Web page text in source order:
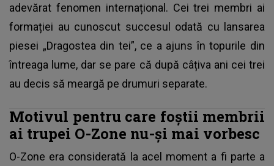
adevărat fenomen internațional. Cei trei membri ai
formației au cunoscut succesul odată cu lansarea
piesei „Dragostea din tei”, ce a ajuns în topurile din
întreaga lume, dar se pare că după câțiva ani cei trei
au decis să meargă pe drumuri separate.
Motivul pentru care foștii membrii
ai trupei O-Zone nu-și mai vorbesc
O-Zone era considerată la acel moment a fi parte a